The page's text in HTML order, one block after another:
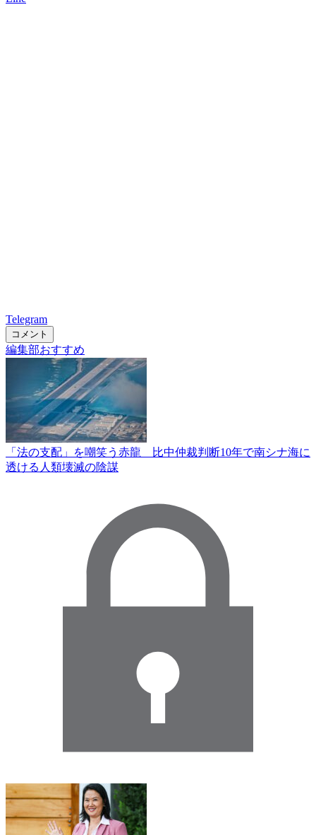
Telegram
コメント
編集部おすすめ
「法の支配」を嘲笑う赤龍 比中仲裁判断10年で南シナ海に
透ける人類壊滅の陰謀